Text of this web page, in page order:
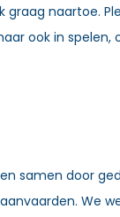
graag naartoe.
ook in spelen,
samen door
We